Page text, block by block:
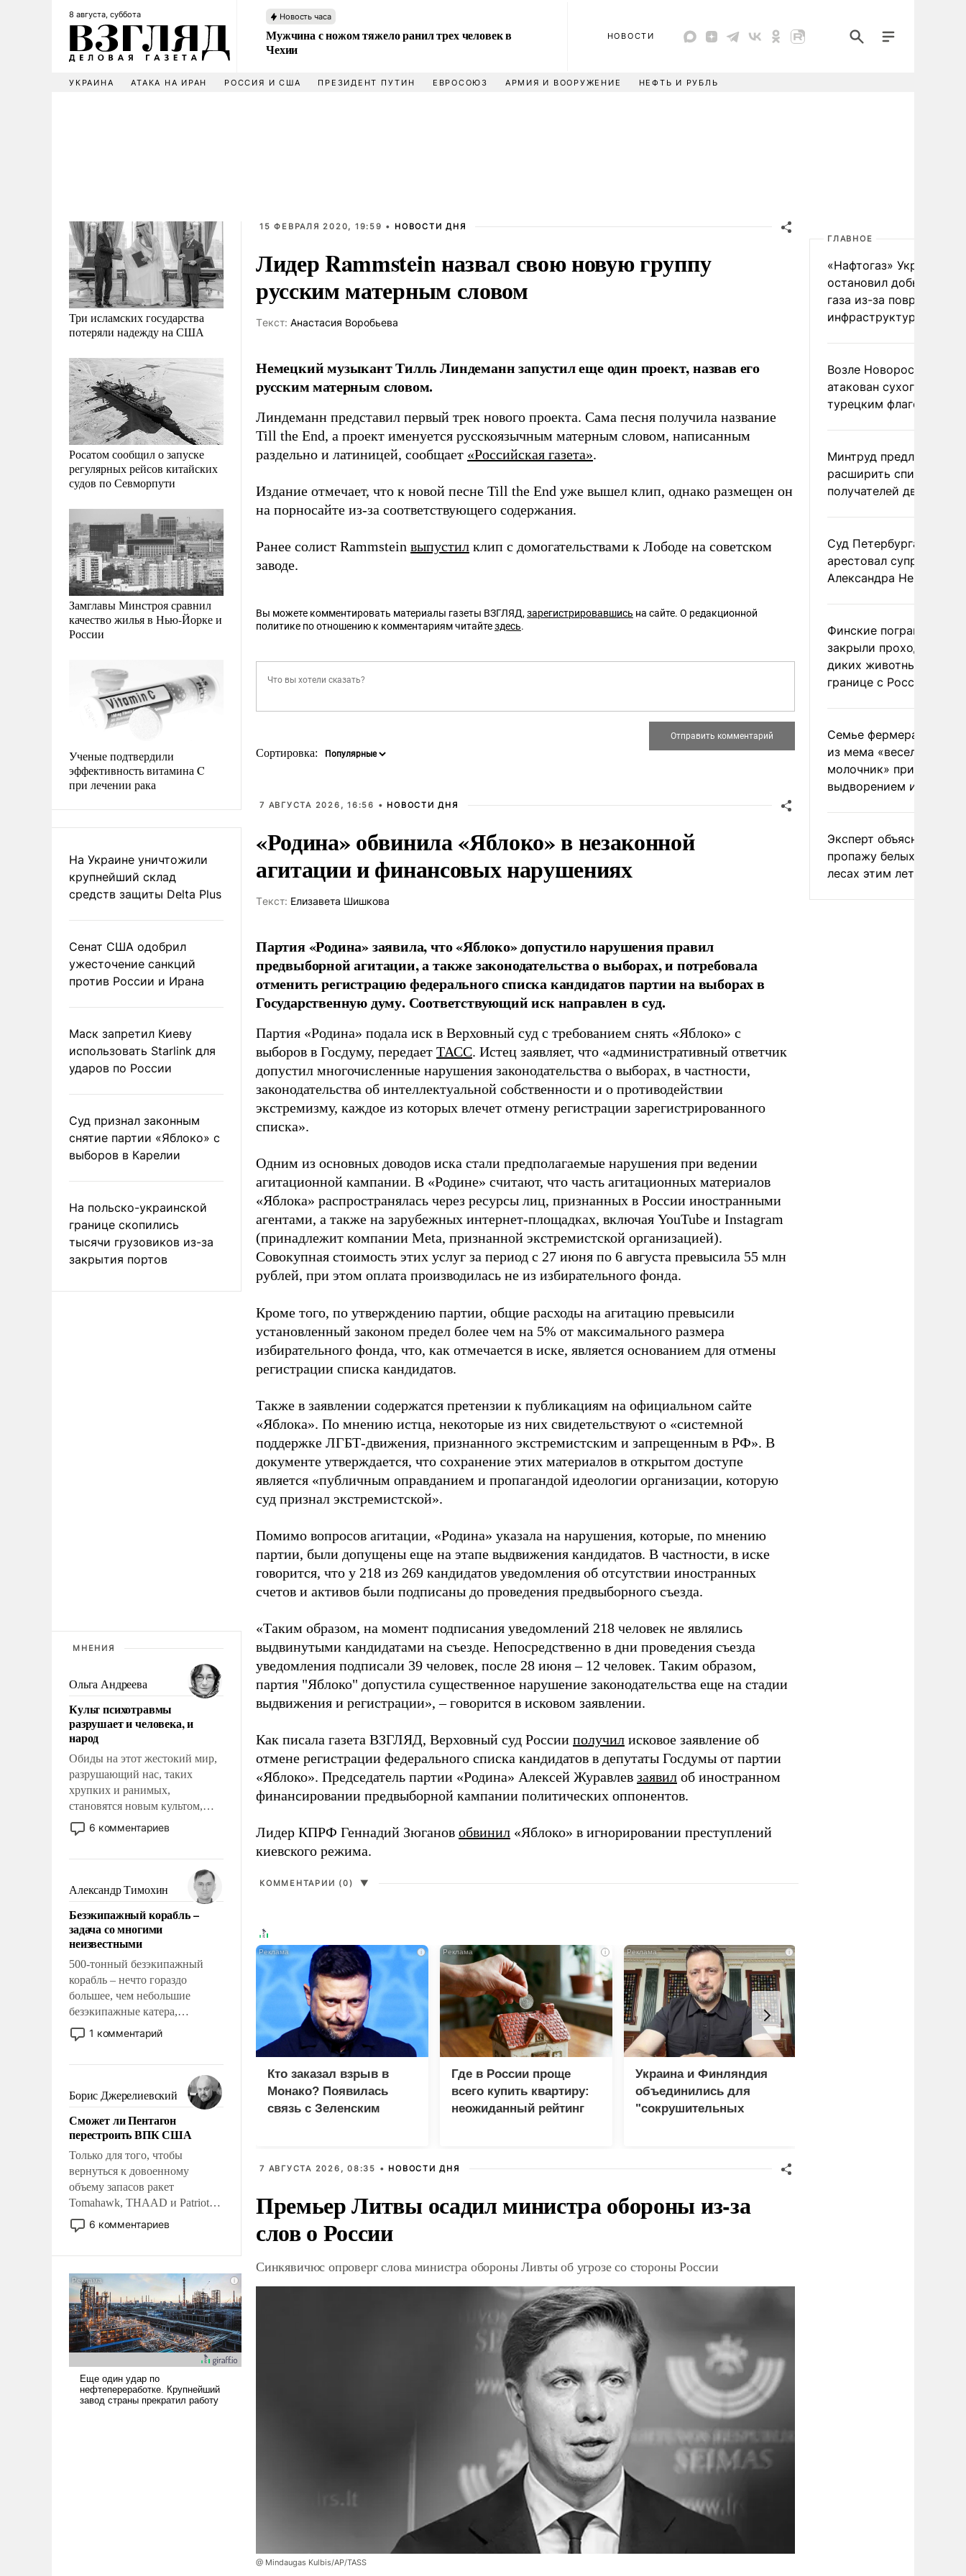
8 августа, суббота Новость часа
Мужчина с ножом тяжело ранил трех человек в
Чехии
НОВОСТИ
УКРАИНА АТАКА НА ИРАН РОССИЯ И США ПРЕЗИДЕНТ ПУТИН ЕВРОСОЮЗ АРМИЯ И ВООРУЖЕНИЕ НЕФТЬ И РУБЛЬ
Три исламских государства
потеряли надежду на США
Росатом сообщил о запуске
регулярных рейсов китайских
судов по Севморпути
Замглавы Минстроя сравнил
качество жилья в Нью-Йорке и
России
Ученые подтвердили
эффективность витамина C
при лечении рака
На Украине уничтожили
крупнейший склад
средств защиты Delta Plus
Сенат США одобрил
ужесточение санкций
против России и Ирана
Маск запретил Киеву
использовать Starlink для
ударов по России
Суд признал законным
снятие партии «Яблоко» с
выборов в Карелии
На польско-украинской
границе скопились
тысячи грузовиков из-за
закрытия портов
МНЕНИЯ
Ольга Андреева
Культ психотравмы
разрушает и человека, и
народ
Обиды на этот жестокий мир,
разрушающий нас, таких
хрупких и ранимых,
становятся новым культом,
постепенно вытесняя и
отменяя традиционное
мужественным и твердым под
ударами судьбы, брать на себя
ответственность, помогать
слабым, идти вперед и
адаптироваться.
6 комментариев
Александр Тимохин
Безэкипажный корабль –
задача со многими
неизвестными
500-тонный безэкипажный
корабль – нечто гораздо
большее, чем небольшие
безэкипажные катера,
применение которых уже
стало обыденностью. Задача по
сложна и амбициозна. Однако
и ее реализация радикально
поднимет наши боевые
возможности.
1 комментарий
Борис Джерелиевский
Сможет ли Пентагон
перестроить ВПК США
Только для того, чтобы
вернуться к довоенному
объему запасов ракет
Tomahawk, THAAD и Patriot
США потребуется более трех
лет. Даже небольшая война с
Сложившаяся ситуация
означает многолетний период
уязвимости США, например,
перед Китаем.
6 комментариев
15 ФЕВРАЛЯ 2020, 19:59 • НОВОСТИ ДНЯ
Лидер Rammstein назвал свою новую группу
русским матерным словом
Tекст: Анастасия Воробьева
Немецкий музыкант Тилль Линдеманн запустил еще один проект, назвав его
русским матерным словом.
Линдеманн представил первый трек нового проекта. Сама песня получила название
Till the End, а проект именуется русскоязычным матерным словом, написанным
раздельно и латиницей, сообщает «Российская газета».
Издание отмечает, что к новой песне Till the End уже вышел клип, однако размещен он
на порносайте из-за соответствующего содержания.
Ранее солист Rammstein выпустил клип с домогательствами к Лободе на советском
заводе.
Вы можете комментировать материалы газеты ВЗГЛЯД, зарегистрировавшись на сайте. О редакционной
политике по отношению к комментариям читайтездесь.
Сортировка:
7 АВГУСТА 2026, 16:56 • НОВОСТИ ДНЯ
«Родина» обвинила «Яблоко» в незаконной
агитации и финансовых нарушениях
Tекст: Елизавета Шишкова
Партия «Родина» заявила, что «Яблоко» допустило нарушения правил
предвыборной агитации, а также законодательства о выборах, и потребовала
отменить регистрацию федерального списка кандидатов партии на выборах в
Государственную думу. Соответствующий иск направлен в суд.
Партия «Родина» подала иск в Верховный суд с требованием снять «Яблоко» с
выборов в Госдуму, передает ТАСС. Истец заявляет, что «административный ответчик
допустил многочисленные нарушения законодательства о выборах, в частности,
законодательства об интеллектуальной собственности и о противодействии
экстремизму, каждое из которых влечет отмену регистрации зарегистрированного
списка».
Одним из основных доводов иска стали предполагаемые нарушения при ведении
агитационной кампании. В «Родине» считают, что часть агитационных материалов
«Яблока» распространялась через ресурсы лиц, признанных в России иностранными
агентами, а также на зарубежных интернет-площадках, включая YouTube и Instagram
(принадлежит компании Meta, признанной экстремистской организацией).
Совокупная стоимость этих услуг за период с 27 июня по 6 августа превысила 55 млн
рублей, при этом оплата производилась не из избирательного фонда.
Кроме того, по утверждению партии, общие расходы на агитацию превысили
установленный законом предел более чем на 5% от максимального размера
избирательного фонда, что, как отмечается в иске, является основанием для отмены
регистрации списка кандидатов.
Также в заявлении содержатся претензии к публикациям на официальном сайте
«Яблока». По мнению истца, некоторые из них свидетельствуют о «системной
поддержке ЛГБТ-движения, признанного экстремистским и запрещенным в РФ». В
документе утверждается, что сохранение этих материалов в открытом доступе
является «публичным оправданием и пропагандой идеологии организации, которую
суд признал экстремистской».
Помимо вопросов агитации, «Родина» указала на нарушения, которые, по мнению
партии, были допущены еще на этапе выдвижения кандидатов. В частности, в иске
говорится, что у 218 из 269 кандидатов уведомления об отсутствии иностранных
счетов и активов были подписаны до проведения предвыборного съезда.
«Таким образом, на момент подписания уведомлений 218 человек не являлись
выдвинутыми кандидатами на съезде. Непосредственно в дни проведения съезда
уведомления подписали 39 человек, после 28 июня – 12 человек. Таким образом,
партия "Яблоко" допустила существенное нарушение законодательства еще на стадии
выдвижения и регистрации», – говорится в исковом заявлении.
Как писала газета ВЗГЛЯД, Верховный суд России получил исковое заявление об
отмене регистрации федерального списка кандидатов в депутаты Госдумы от партии
«Яблоко». Председатель партии «Родина» Алексей Журавлев заявил об иностранном
финансировании предвыборной кампании политических оппонентов.
Лидер КПРФ Геннадий Зюганов обвинил «Яблоко» в игнорировании преступлений
киевского режима.
КОММЕНТАРИИ (0) ▼
i
Кто заказал взрыв в
Монако? Появилась
связь с Зеленским
i
Где в России проще
всего купить квартиру:
неожиданный рейтинг
i
Украина и Финляндия
объединились для
"сокрушительных
7 АВГУСТА 2026, 08:35 • НОВОСТИ ДНЯ
Премьер Литвы осадил министра обороны из-за
слов о России
Синкявичюс опроверг слова министра обороны Ливты об угрозе со стороны России
@ Mindaugas Kulbis/AP/TASS
ГЛАВНОЕ
«Нафтогаз» Украины
остановил добычу
газа из-за повреждения
инфраструктуры
Возле Новороссийска
атакован сухогруз под
турецким флагом
Минтруд предложил
расширить список
получателей двух
Суд Петербурга заочно
арестовал супругу
Александра Невзорова
Финские пограничники
закрыли проходы для
диких животных на
границе с Россией
Семье фермера
из мема «веселый
молочник» пригрозили
выдворением из
Эксперт объяснил
пропажу белых грибов
лесах этим летом